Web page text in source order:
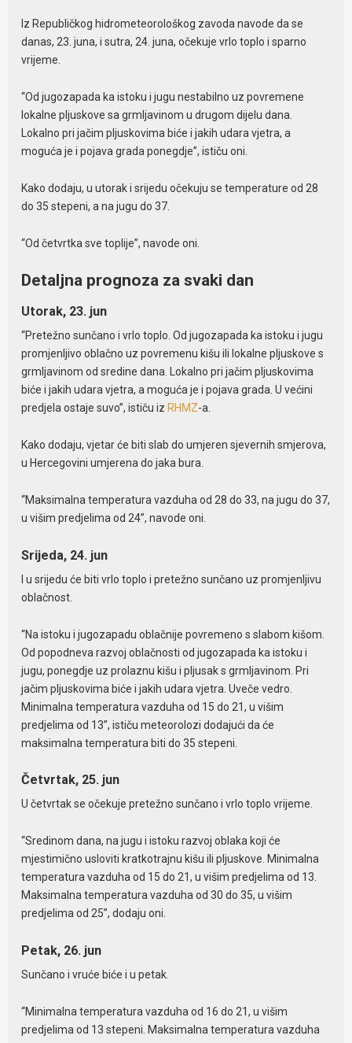
Iz Republičkog hidrometeorološkog zavoda navode da se
danas, 23. juna, i sutra, 24. juna, očekuje vrlo toplo i sparno
vrijeme.
“Od jugozapada ka istoku i jugu nestabilno uz povremene
lokalne pljuskove sa grmljavinom u drugom dijelu dana.
Lokalno pri jačim pljuskovima biće i jakih udara vjetra, a
moguća je i pojava grada ponegdje”, ističu oni.
Kako dodaju, u utorak i srijedu očekuju se temperature od 28
do 35 stepeni, a na jugu do 37.
“Od četvrtka sve toplije”, navode oni.
Detaljna prognoza za svaki dan
Utorak, 23. jun
“Pretežno sunčano i vrlo toplo. Od jugozapada ka istoku i jugu
promjenljivo oblačno uz povremenu kišu ili lokalne pljuskove s
grmljavinom od sredine dana. Lokalno pri jačim pljuskovima
biće i jakih udara vjetra, a moguća je i pojava grada. U većini
predjela ostaje suvo”, ističu iz RHMZ-a.
Kako dodaju, vjetar će biti slab do umjeren sjevernih smjerova,
u Hercegovini umjerena do jaka bura.
“Maksimalna temperatura vazduha od 28 do 33, na jugu do 37,
u višim predjelima od 24”, navode oni.
Srijeda, 24. jun
I u srijedu će biti vrlo toplo i pretežno sunčano uz promjenljivu
oblačnost.
“Na istoku i jugozapadu oblačnije povremeno s slabom kišom.
Od popodneva razvoj oblačnosti od jugozapada ka istoku i
jugu, ponegdje uz prolaznu kišu i pljusak s grmljavinom. Pri
jačim pljuskovima biće i jakih udara vjetra. Uveče vedro.
Minimalna temperatura vazduha od 15 do 21, u višim
predjelima od 13”, ističu meteorolozi dodajući da će
maksimalna temperatura biti do 35 stepeni.
Četvrtak, 25. jun
U četvrtak se očekuje pretežno sunčano i vrlo toplo vrijeme.
“Sredinom dana, na jugu i istoku razvoj oblaka koji će
mjestimično usloviti kratkotrajnu kišu ili pljuskove. Minimalna
temperatura vazduha od 15 do 21, u višim predjelima od 13.
Maksimalna temperatura vazduha od 30 do 35, u višim
predjelima od 25”, dodaju oni.
Petak, 26. jun
Sunčano i vruće biće i u petak.
“Minimalna temperatura vazduha od 16 do 21, u višim
predjelima od 13 stepeni. Maksimalna temperatura vazduha